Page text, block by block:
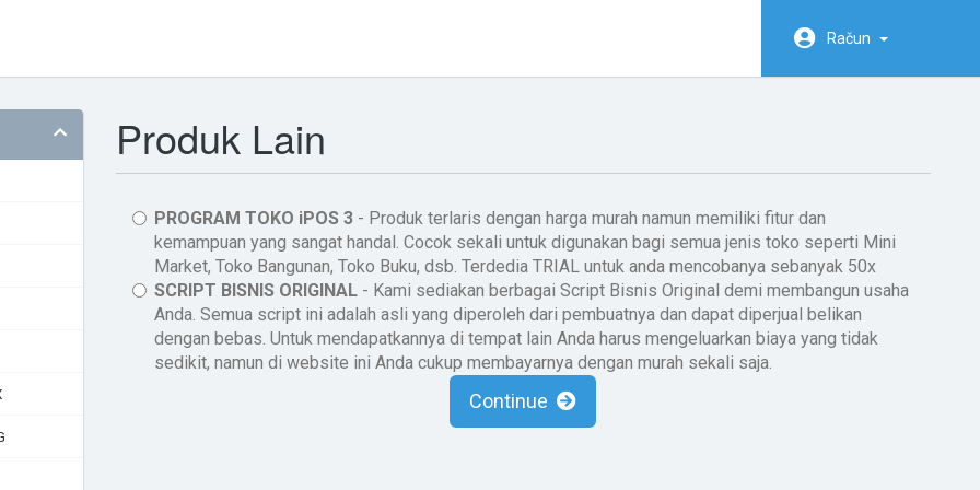
Račun
Produk Lain
PROGRAM TOKO iPOS 3- Produk terlaris dengan harga murah namun memiliki fitur dan
kemampuan yang sangat handal. Cocok sekali untuk digunakan bagi semua jenis toko seperti Mini
Market, Toko Bangunan, Toko Buku, dsb. Terdedia TRIAL untuk anda mencobanya sebanyak 50x
SCRIPT BISNIS ORIGINAL- Kami sediakan berbagai Script Bisnis Original demi membangun usaha
Anda. Semua script ini adalah asli yang diperoleh dari pembuatnya dan dapat diperjual belikan
dengan bebas. Untuk mendapatkannya di tempat lain Anda harus mengeluarkan biaya yang tidak
sedikit, namun di website ini Anda cukup membayarnya dengan murah sekali saja.
Continue